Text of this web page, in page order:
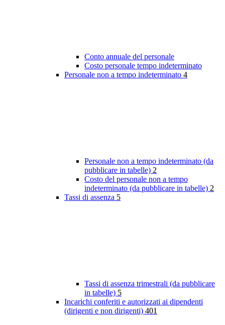
Conto annuale del personale
Costo personale tempo indeterminato
Personale non a tempo indeterminato 4
Personale non a tempo indeterminato (da
pubblicare in tabelle) 2
Costo del personale non a tempo
indeterminato (da pubblicare in tabelle) 2
Tassi di assenza 5
Tassi di assenza trimestrali (da pubblicare
in tabelle) 5
Incarichi conferiti e autorizzati ai dipendenti
(dirigenti e non dirigenti) 401